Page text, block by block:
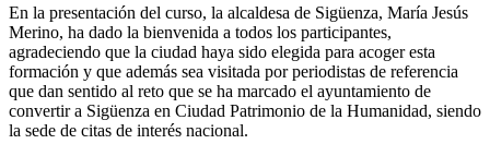
En la presentación del curso, la alcaldesa de Sigüenza, María Jesús
Merino, ha dado la bienvenida a todos los participantes,
agradeciendo que la ciudad haya sido elegida para acoger esta
formación y que además sea visitada por periodistas de referencia
que dan sentido al reto que se ha marcado el ayuntamiento de
convertir a Sigüenza en Ciudad Patrimonio de la Humanidad, siendo
la sede de citas de interés nacional.